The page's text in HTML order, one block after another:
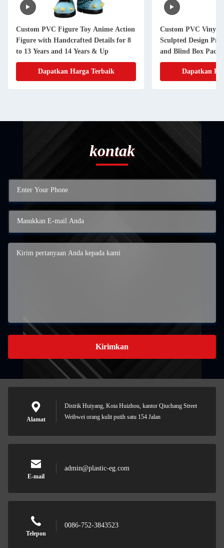
Custom PVC Figure Toy Anime Action
Figure with Handcrafted Details for 8
to 13 Years and 14 Years & Up
Dapatkan Harga Terbaik
Custom PVC Vinyl
Sculpted Design
and Blind Box
Dapatkan
kontak
Kirimkan
Alamat
Distrik Huiyang, Kota Huizhou, kantor Qiuchang Street
Weibwei orang kulit putih satu 154 Jalan
E-mail
admin@plastic-eg.com
Telepon
0086-752-3843523